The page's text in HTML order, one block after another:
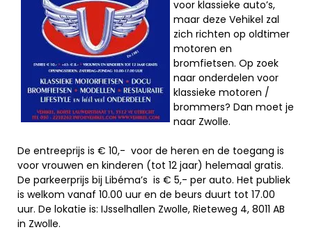
voor klassieke auto’s,
maar deze Vehikel zal
zich richten op oldtimer
motoren en
bromfietsen. Op zoek
naar onderdelen voor
klassieke motoren /
brommers? Dan moet je
naar Zwolle.
De entreeprijs is € 10,- voor de heren en de toegang is
voor vrouwen en kinderen (tot 12 jaar) helemaal gratis.
De parkeerprijs bij Libéma’s is € 5,- per auto. Het publiek
is welkom vanaf 10.00 uur en de beurs duurt tot 17.00
uur. De lokatie is: IJsselhallen Zwolle, Rieteweg 4, 8011 AB
in Zwolle.